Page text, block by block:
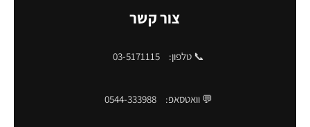
צור קשר
📞 טלפון: 03-5171115
💬 וואטסאפ: 0544-333988